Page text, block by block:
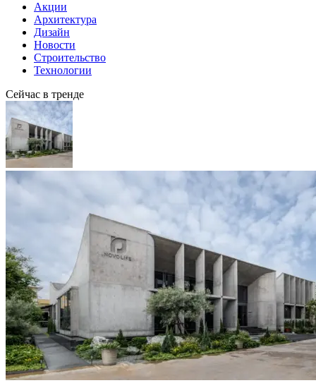
Акции
Архитектура
Дизайн
Новости
Строительство
Технологии
Сейчас в тренде